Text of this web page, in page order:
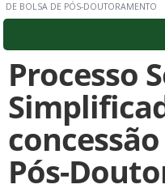
DE BOLSA DE PÓS-DOUTORAMENTO
Processo
Pós-